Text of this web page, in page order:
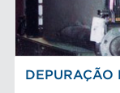
DEPURAÇÃO